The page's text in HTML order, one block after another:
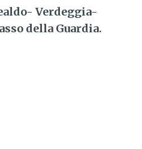
Verdeggia-
della Guardia.